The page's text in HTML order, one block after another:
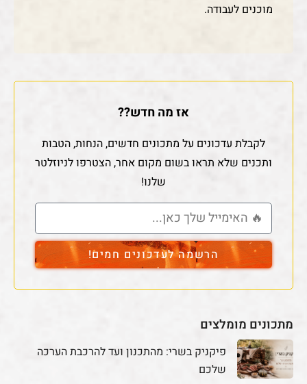
מוכנים לעבודה.
אז מה חדש??
לקבלת עדכונים על מתכונים חדשים, הנחות, הטבות
ותכנים שלא תראו בשום מקום אחר, הצטרפו לניוזלטר
שלנו!
הרשמה לעדכונים חמים!
מתכונים מומלצים
פיקניק בשרי: מהתכנון ועד להרכבת הערכה
שלכם